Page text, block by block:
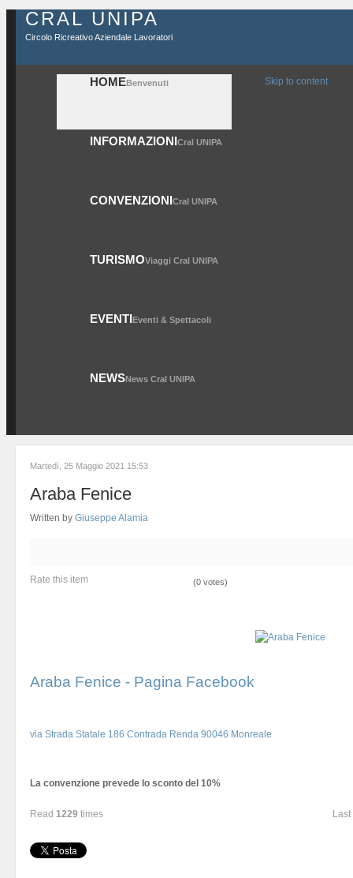
CRAL UNIPA
Circolo Ricreativo Aziendale Lavoratori
HOMEBenvenuti
INFORMAZIONICral UNIPA
CONVENZIONICral UNIPA
TURISMOViaggi Cral UNIPA
EVENTIEventi & Spettacoli
NEWSNews Cral UNIPA
Skip to content
Martedì, 25 Maggio 2021 15:53
Araba Fenice
Written by Giuseppe Alamia
Rate this item (0 votes)
Araba Fenice - Pagina Facebook
via Strada Statale 186 Contrada Renda 90046 Monreale
La convenzione prevede lo sconto del 10%
Read 1229 times